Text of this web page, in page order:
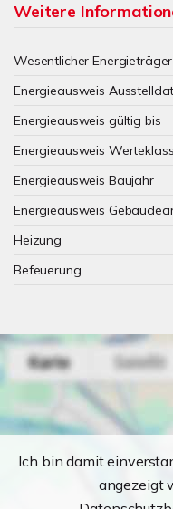
Weitere
Wesentlicher Energieträger
Energieausweis
Energieausweis gültig bis
Energieausweis
Energieausweis Baujahr
Energieausweis
Heizung
Befeuerung
Ich bin damit
angezeigt